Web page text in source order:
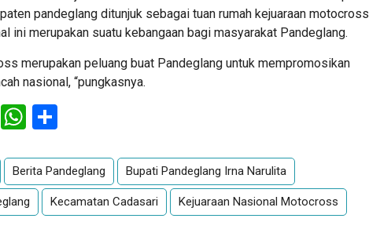
pandeglang ditunjuk sebagai tuan rumah kejuaraan motocross
ini merupakan suatu kebangaan bagi masyarakat Pandeglang.
merupakan peluang buat Pandeglang untuk mempromosikan
nasional, “pungkasnya.
EmailWhatsApp
Berita Pandeglang Bupati Pandeglang Irna Narulita
Kecamatan Cadasari Kejuaraan Nasional Motocross